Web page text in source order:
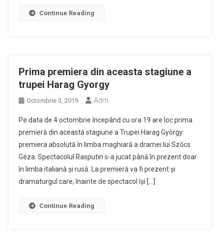
Continue Reading
Prima premiera din aceasta stagiune a
trupei Harag Gyorgy
Octombrie 3, 2019 Adm
Pe data de 4 octombrie începând cu ora 19 are loc prima
premieră din această stagiune a Trupei Harag György:
premiera absolută în limba maghiară a dramei lui Szőcs
Géza. Spectacolul Rasputin s-a jucat până în prezent doar
în limba italiană și rusă. La premieră va fi prezent și
dramaturgul care, înainte de spectacol își […]
Continue Reading